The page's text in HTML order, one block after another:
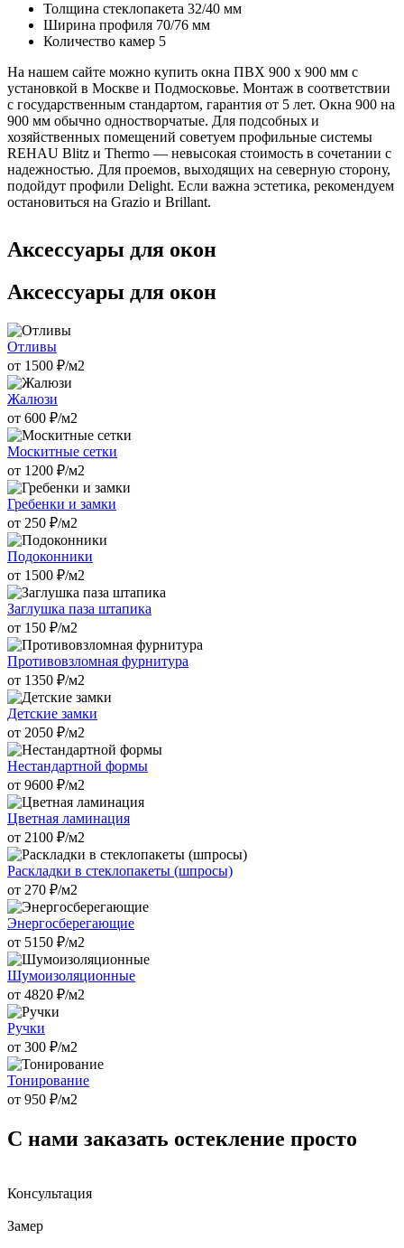
Толщина стеклопакета 32/40 мм
Ширина профиля 70/76 мм
Количество камер 5
На нашем сайте можно купить окна ПВХ 900 х 900 мм с
установкой в Москве и Подмосковье. Монтаж в соответствии
с государственным стандартом, гарантия от 5 лет. Окна 900 на
900 мм обычно одностворчатые. Для подсобных и
хозяйственных помещений советуем профильные системы
REHAU Blitz и Thermo — невысокая стоимость в сочетании с
надежностью. Для проемов, выходящих на северную сторону,
подойдут профили Delight. Если важна эстетика, рекомендуем
остановиться на Grazio и Brillant.
Аксессуары для окон
Аксессуары для окон
Отливы
от 1500 ₽/м2
Жалюзи
от 600 ₽/м2
Москитные сетки
от 1200 ₽/м2
Гребенки и замки
от 250 ₽/м2
Подоконники
от 1500 ₽/м2
Заглушка паза штапика
от 150 ₽/м2
Противовзломная фурнитура
от 1350 ₽/м2
Детские замки
от 2050 ₽/м2
Нестандартной формы
от 9600 ₽/м2
Цветная ламинация
от 2100 ₽/м2
Раскладки в стеклопакеты (шпросы)
от 270 ₽/м2
Энергосберегающие
от 5150 ₽/м2
Шумоизоляционные
от 4820 ₽/м2
Ручки
от 300 ₽/м2
Тонирование
от 950 ₽/м2
С нами заказать остекление просто
Консультация
Замер